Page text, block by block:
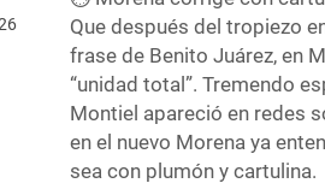
Que después del tropiezo
frase de Benito Juárez, en
“unidad total”. Tremendo
Montiel apareció en redes
en el nuevo Morena ya
sea con plumón y cartulina.